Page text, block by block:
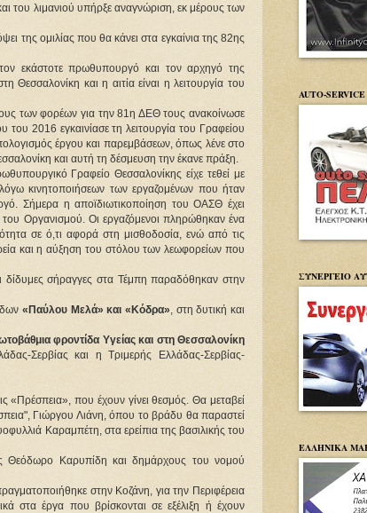
του λιμανιού υπήρξε αναγνώριση, εκ μέρους των
της ομιλίας που θα κάνει στα εγκαίνια της 82ης
εκάστοτε πρωθυπουργό και τον αρχηγό της
Θεσσαλονίκη και η αιτία είναι η λειτουργία του
των φορέων για την 81η ΔΕΘ τους ανακοίνωσε
2016 εγκαινίασε τη λειτουργία του Γραφείου
έργου και παρεμβάσεων, όπως λένε στο
και αυτή τη δέσμευση την έκανε πράξη.
Γραφείο Θεσσαλονίκης είχε τεθεί με
κινητοποιήσεων των εργαζομένων που ήταν
Σήμερα η αποϊδιωτικοποίηση του ΟΑΣΘ έχει
του Οργανισμού. Οι εργαζόμενοι πληρώθηκαν ένα
σε ό,τι αφορά στη μισθοδοσία, ενώ από τις
και η αύξηση του στόλου των λεωφορείων που
δίδυμες σήραγγες στα Τέμπη παραδόθηκαν στην
«Παύλου Μελά» και «Κόδρα» , στη δυτική και
φροντίδα Υγείας και στη Θεσσαλονίκη
Σερβίας και η Τριμερής Ελλάδας-Σερβίας-
που έχουν γίνει θεσμός. Θα μεταβεί
Γιώργου Λιάνη, όπου το βράδυ θα παραστεί
Καραμπέτη, στα ερείπια της βασιλικής του
Θεόδωρο Καρυπίδη και δημάρχους του νομού
στην Κοζάνη, για την Περιφέρεια
στα έργα που βρίσκονται σε εξέλιξη ή έχουν
AUTO-
ΣΥΝΕΡΓΕΙΟ
ΕΛΛΗΝΙΚΑ